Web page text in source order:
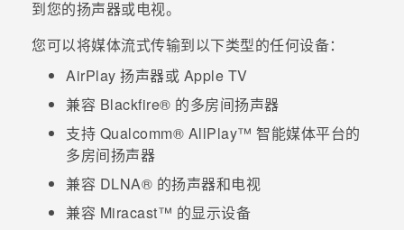
到您的扬声器或电视。
您可以将媒体流式传输到以下类型的任何设备：
AirPlay 扬声器或 Apple TV
兼容 Blackfire® 的多房间扬声器
支持 Qualcomm® AllPlay™ 智能媒体平台的
多房间扬声器
兼容 DLNA® 的扬声器和电视
兼容 Miracast™ 的显示设备